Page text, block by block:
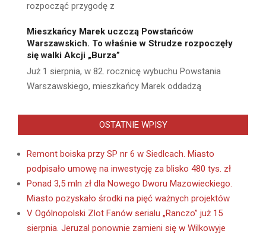
rozpocząć przygodę z
Mieszkańcy Marek uczczą Powstańców
Warszawskich. To właśnie w Strudze rozpoczęły
się walki Akcji „Burza”
Już 1 sierpnia, w 82. rocznicę wybuchu Powstania
Warszawskiego, mieszkańcy Marek oddadzą
OSTATNIE WPISY
Remont boiska przy SP nr 6 w Siedlcach. Miasto
podpisało umowę na inwestycję za blisko 480 tys. zł
Ponad 3,5 mln zł dla Nowego Dworu Mazowieckiego.
Miasto pozyskało środki na pięć ważnych projektów
V Ogólnopolski Zlot Fanów serialu „Ranczo” już 15
sierpnia. Jeruzal ponownie zamieni się w Wilkowyje